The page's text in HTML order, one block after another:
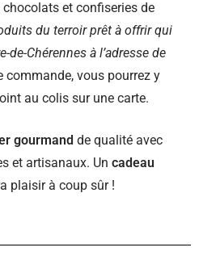
et confiseries de
du terroir prêt à offrir qui
de-Chérennes à l’adresse de
commande, vous pourrez y
au colis sur une carte.
gourmand de qualité avec
et artisanaux. Un cadeau
plaisir à coup sûr !